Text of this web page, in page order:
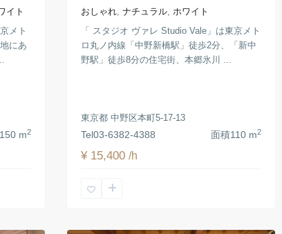
イト
メト
にあ
150 m2
おしゃれ ,ナチュラル ホワイト
「 スタジオ ヴァレ Studio Vale」は東京メト
ロ丸ノ内線「中野新橋駅」徒歩2分、「新中
野駅」徒歩8分の住宅街、本郷氷川 ...
東京都 中野区本町5-17-13
Tel03-6382-4388 面積110 m2
¥ 15,400/h